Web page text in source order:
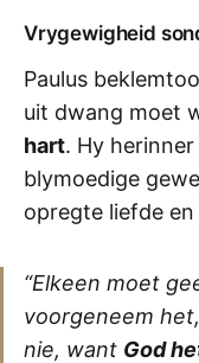
Vrygewigheid
Paulus
uit dwang moet
hart. Hy herinner
blymoedige
opregte liefde
“Elkeen moet
voorgeneem
nie, want God